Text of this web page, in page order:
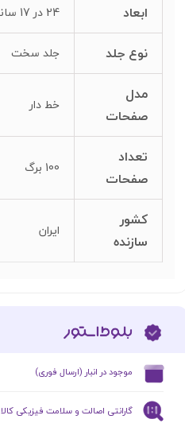
ابعاد 24 در 17 سانتی متر
نوع جلد جلد سخت
مدل
صفحات
خط دار
تعداد
صفحات
100 برگ
کشور
سازنده
ایران
گارانتی اصالت و سلامت فیزیکی کالا
​موجود در انبار (ارسال فوری)